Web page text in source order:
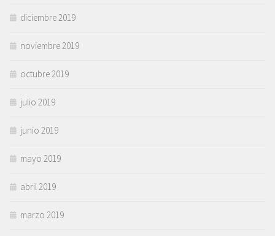
diciembre 2019
noviembre 2019
octubre 2019
julio 2019
junio 2019
mayo 2019
abril 2019
marzo 2019